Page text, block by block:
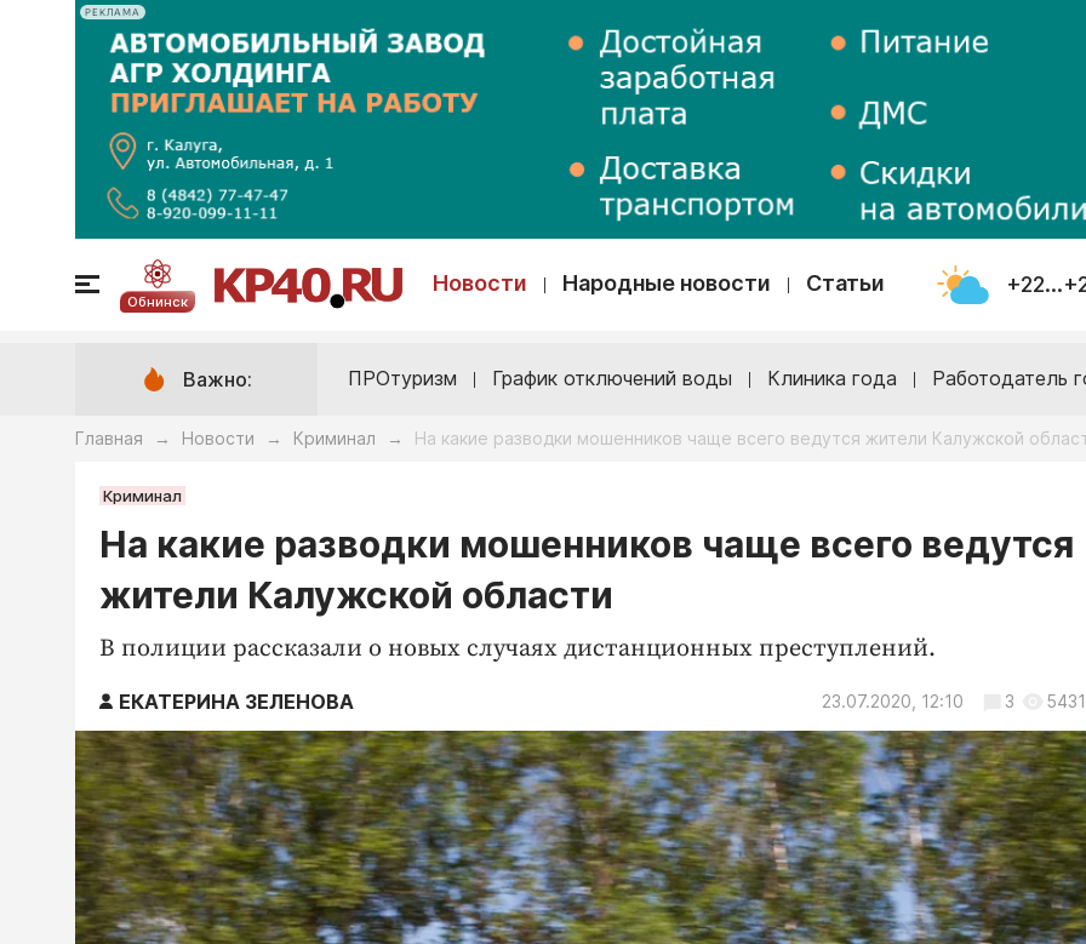
РЕКЛАМА
Обнинск
Новости Народные новости Статьи
Важно: ПРОтуризм График отключений воды Клиника года Работодатель
Главная → Новости → Криминал → На какие разводки мошенников чаще всего ведутся жители Калужской
Криминал
На какие разводки мошенников чаще всего ведутся
жители Калужской области
В полиции рассказали о новых случаях дистанционных преступлений.
ЕКАТЕРИНА ЗЕЛЕНОВА 23.07.2020, 12:10 3 5431